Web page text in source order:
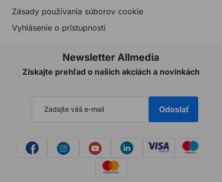
Zásady používania súborov cookie
Vyhlásenie o prístupnosti
Newsletter Allmedia
Získajte prehľad o našich akciách a novinkách
Odoslať